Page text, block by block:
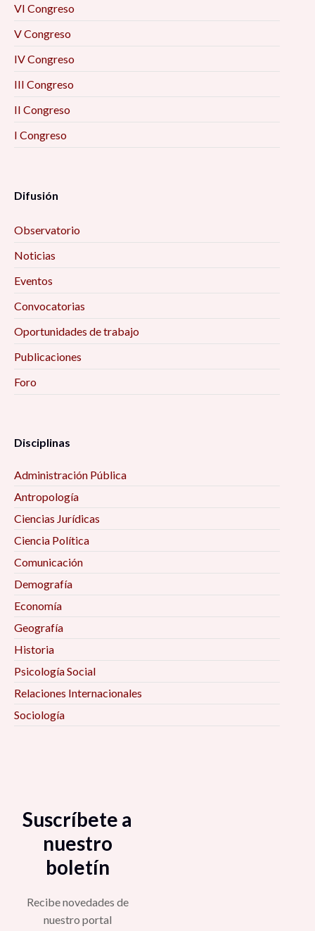
VI Congreso
V Congreso
IV Congreso
III Congreso
II Congreso
I Congreso
Difusión
Observatorio
Noticias
Eventos
Convocatorias
Oportunidades de trabajo
Publicaciones
Foro
Disciplinas
Administración Pública
Antropología
Ciencias Jurídicas
Ciencia Política
Comunicación
Demografía
Economía
Geografía
Historia
Psicología Social
Relaciones Internacionales
Sociología
Suscríbete a
nuestro
boletín
Recibe novedades de
nuestro portal